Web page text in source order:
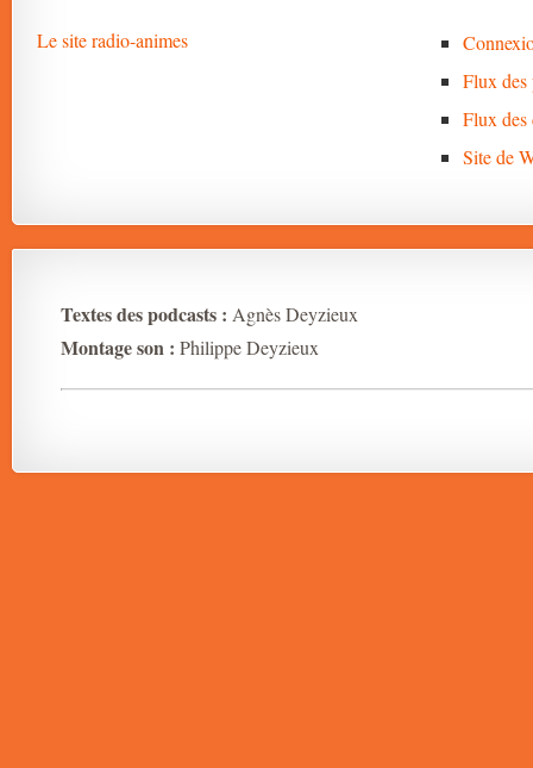
Le site radio-animes
Flux des
Flux des
Site de
Textes des podcasts : Agnès Deyzieux
Montage son : Philippe Deyzieux